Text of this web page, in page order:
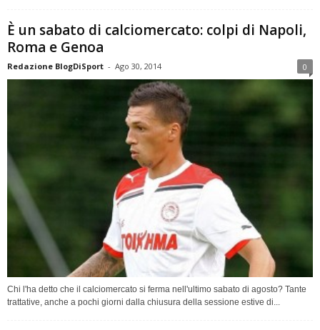
È un sabato di calciomercato: colpi di Napoli,
Roma e Genoa
Redazione BlogDiSport - Ago 30, 2014 0
Chi l'ha detto che il calciomercato si ferma nell'ultimo sabato di agosto? Tante
trattative, anche a pochi giorni dalla chiusura della sessione estive di...